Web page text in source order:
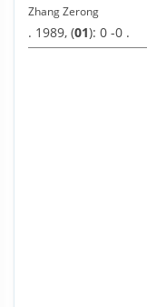
Zhang Zerong
. 1989, (01): 0 -0 .